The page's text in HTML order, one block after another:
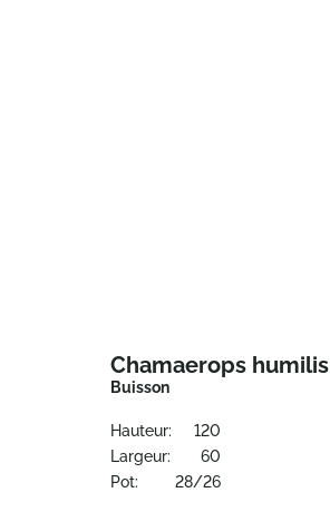
Chamaerops humilis
Buisson
Hauteur:
120
Largeur:
60
Pot:
28/26